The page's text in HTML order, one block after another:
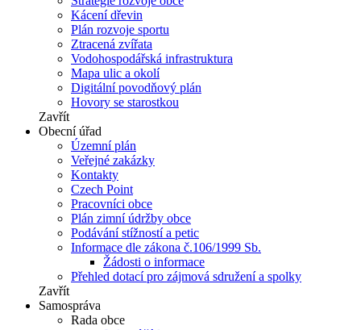
Kácení dřevin
Plán rozvoje sportu
Ztracená zvířata
Vodohospodářská infrastruktura
Mapa ulic a okolí
Digitální povodňový plán
Hovory se starostkou
Zavřít
Obecní úřad
Územní plán
Veřejné zakázky
Kontakty
Czech Point
Pracovníci obce
Plán zimní údržby obce
Podávání stížností a petic
Informace dle zákona č.106/1999 Sb.
Žádosti o informace
Přehled dotací pro zájmová sdružení a spolky
Zavřít
Samospráva
Rada obce